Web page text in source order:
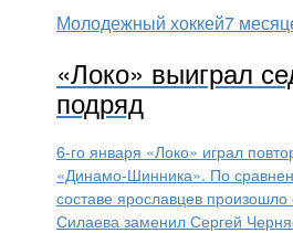
Молодежный хоккей7
«Локо» выиграл
подряд
6-го января «Локо» играл
«Динамо-Шинника». По
составе ярославцев
Силаева заменил Сергей